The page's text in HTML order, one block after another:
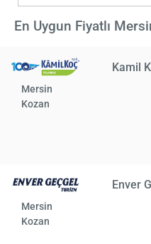
En Uygun Fiyatlı
Kamil
Mersin
Kozan
Enver
Mersin
Kozan